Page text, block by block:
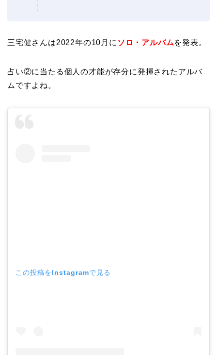
三宅健さんは2022年の10月に ソロ・アルバムを発表。
占い②に当たる個人の才能が存分に発揮されたアルバ
ムですよね。
この投稿をInstagramで見る